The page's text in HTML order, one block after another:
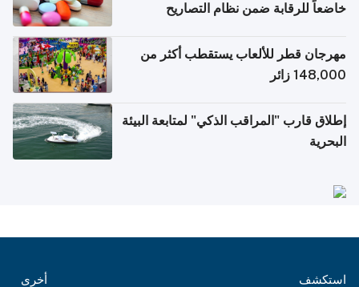
خاضعاً للرقابة ضمن نظام التصاريح
مهرجان قطر للألعاب يستقطب أكثر من
148,000 زائر
إطلاق قارب "المراقب الذكي" لمتابعة البيئة
البحرية
استكشف أخرى